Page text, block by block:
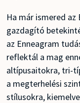
Ha már ismered az
gazdagító
az Enneagram
reflektál a mag
altípusaitokra, tri-
a megterhelési
stílusokra,